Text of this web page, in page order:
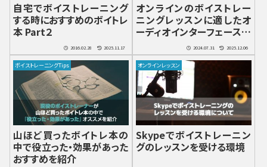
自宅でボイストレーニング
する時におすすめのボイトレ
本 Part２
2016.02.28 2025.11.17
オンラインのボイストレー
ニングレッスンに適したオ
ーディオインターフェースの
2024.07.31 2025.12.06
ボイストレーニングTips
山ほど買ったボイトレ本の
中で役立った・効果があった
おすすめを紹介
オンラインレッスン
Skypeでボイストレーニン
グのレッスンを受ける環境